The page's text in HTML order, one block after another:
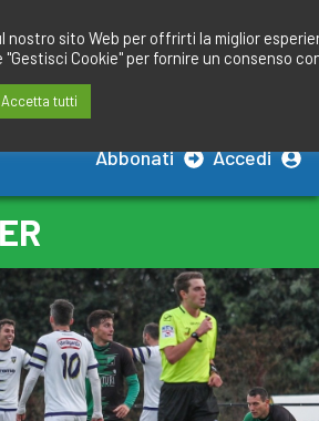
Abbonati Accedi
nostro sito Web per offrirti la miglior
Cookie" per fornire un consenso
Accetta tutti